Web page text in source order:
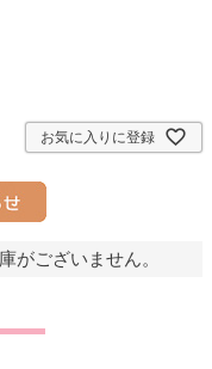
お気に入りに登録
がございません。